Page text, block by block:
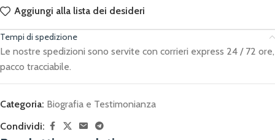
Aggiungi alla lista dei desideri
Tempi di spedizione
Le nostre spedizioni sono servite con corrieri express 24 / 72 ore,
pacco tracciabile.
Categoria: Biografia e Testimonianza
Condividi: